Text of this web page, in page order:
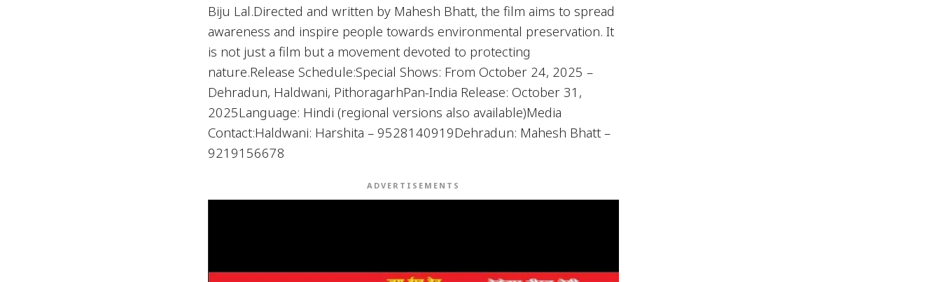
Biju Lal.Directed and written by Mahesh Bhatt, the film aims to spread
awareness and inspire people towards environmental preservation. It
is not just a film but a movement devoted to protecting
nature.Release Schedule:Special Shows: From October 24, 2025 –
Dehradun, Haldwani, PithoragarhPan-India Release: October 31,
2025Language: Hindi (regional versions also available)Media
Contact:Haldwani: Harshita – 9528140919Dehradun: Mahesh Bhatt –
9219156678
ADVERTISEMENTS